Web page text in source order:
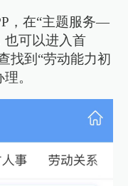
，在“主题服务—
也可以进入首
找到“劳动能力初
。